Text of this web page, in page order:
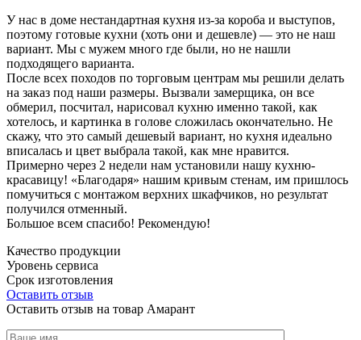
У нас в доме нестандартная кухня из-за короба и выступов,
поэтому готовые кухни (хоть они и дешевле) — это не наш
вариант. Мы с мужем много где были, но не нашли
подходящего варианта.
После всех походов по торговым центрам мы решили делать
на заказ под наши размеры. Вызвали замерщика, он все
обмерил, посчитал, нарисовал кухню именно такой, как
хотелось, и картинка в голове сложилась окончательно. Не
скажу, что это самый дешевый вариант, но кухня идеально
вписалась и цвет выбрала такой, как мне нравится.
Примерно через 2 недели нам установили нашу кухню-
красавицу! «Благодаря» нашим кривым стенам, им пришлось
помучиться с монтажом верхних шкафчиков, но результат
получился отменный.
Большое всем спасибо! Рекомендую!
Качество продукции
Уровень сервиса
Срок изготовления
Оставить отзыв
Оставить отзыв на товар Амарант